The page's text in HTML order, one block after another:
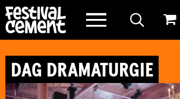
WAT WE DOEN
OVER CEMENT
DAG DRAMATURGIE